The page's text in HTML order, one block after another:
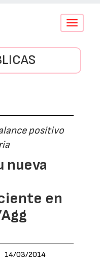
Conmutar
positivo
nueva
en
14/03/2014